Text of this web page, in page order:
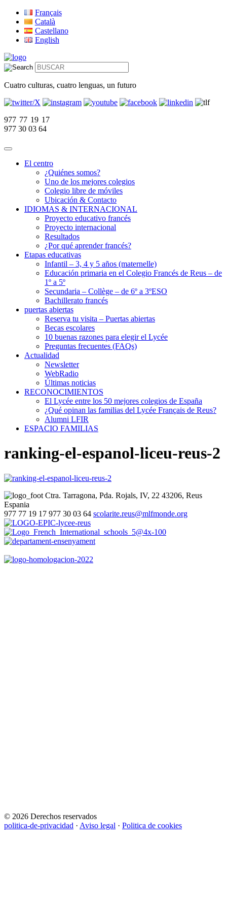
Français
Català
Castellano
English
Cuatro culturas, cuatro lenguas, un futuro
977 77 19 17
977 30 03 64
El centro
¿Quiénes somos?
Uno de los mejores colegios
Colegio libre de móviles
Ubicación & Contacto
IDIOMAS & INTERNACIONAL
Proyecto educativo francés
Proyecto internacional
Resultados
¿Por qué aprender francés?
Etapas educativas
Infantil – 3, 4 y 5 años (maternelle)
Educación primaria en el Colegio Francés de Reus – de
1º a 5º
Secundaria – Collège – de 6º a 3ºESO
Bachillerato francés
puertas abiertas
Reserva tu visita – Puertas abiertas
Becas escolares
10 buenas razones para elegir el Lycée
Preguntas frecuentes (FAQs)
Actualidad
Newsletter
WebRadio
Últimas noticias
RECONOCIMIENTOS
El Lycée entre los 50 mejores colegios de España
¿Qué opinan las familias del Lycée Français de Reus?
Alumni LFIR
ESPACIO FAMILIAS
ranking-el-espanol-liceu-reus-2
Ctra. Tarragona, Pda. Rojals, IV, 22 43206, Reus
Espania
977 77 19 17 977 30 03 64 scolarite.reus@mlfmonde.org
© 2026 Derechos reservados
politica-de-privacidad · Aviso legal · Politica de cookies